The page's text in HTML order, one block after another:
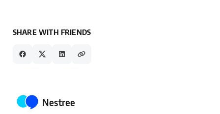
SHARE WITH FRIENDS
Posted by
Nestree